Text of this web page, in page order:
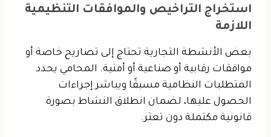
استخراج التراخيص والموافقات التنظيمية
اللازمة
بعض الأنشطة التجارية تحتاج إلى تصاريح خاصة أو
موافقات رقابية أو صناعية أو أمنية. المحامي يحدد
المتطلبات النظامية مسبقًا ويباشر إجراءات
الحصول عليها، لضمان انطلاق النشاط بصورة
قانونية مكتملة دون تعثر.